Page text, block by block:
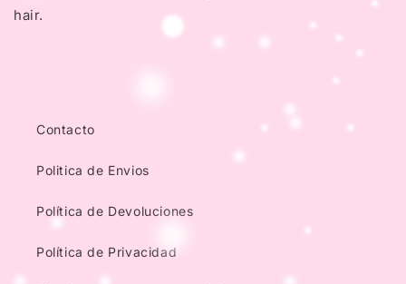
hair.
Contacto
Politica de Envios
Política de Devoluciones
Política de Privacidad